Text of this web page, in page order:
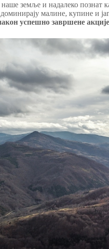
земље и надалеко познат
малине, купине и
успешно завршене